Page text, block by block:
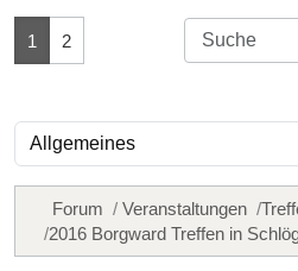
1 2
Forum Veranstaltungen
2016 Borgward Treffen in